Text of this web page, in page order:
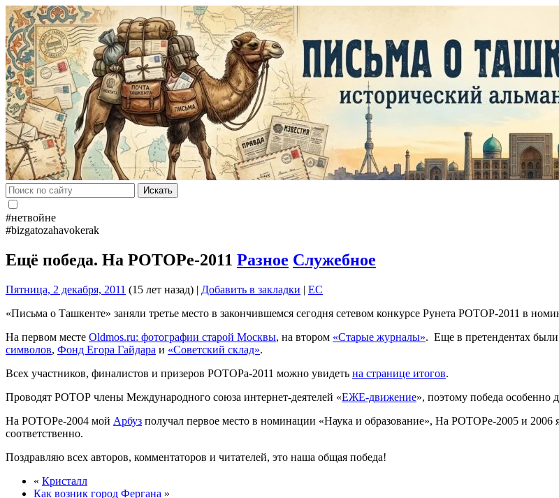
Искать
#нетвойне
#bizgatozahavokerak
Ещё победа. На РОТОРе-2011 Разное Служебное
Пятница, 2 декабря, 2011 (15 лет назад) | Добавить в закладки | EC
«Письма о Ташкенте» заняли третье место в закончившемся сегодня сетевом конкурсе Рунета РОТОР-2011 в
На первом месте Oldmos.ru: фотографии старой Москвы, на втором «Старые журналы». Еще в претендентах были
символов, Фонд Егора Гайдара и «Советский склад».
Всех участников, финалистов и призеров РОТОРа-2011 можно увидеть на странице итогов.
Проводят РОТОР члены Международного союза интернет-деятелей «ЕЖЕ-движение», поэтому победа особенно
На РОТОРе-2004 мой Арбуз получал первое место в номинации «Наука и образование», На РОТОРе-2005 и 2006
соответственно.
Поздравляю всех авторов, комментаторов и читателей, это наша общая победа!
« Кристалл
Как возник город Фергана »